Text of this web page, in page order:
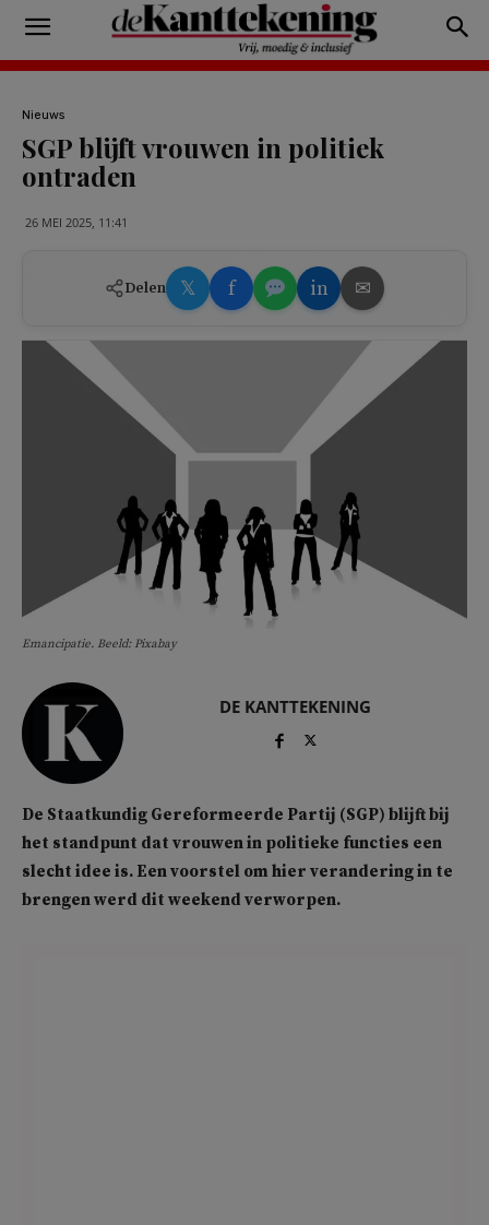
Nieuws
SGP blijft vrouwen in politiek
ontraden
26 MEI 2025, 11:41
Delen 𝕏 f in ✉
Emancipatie. Beeld: Pixabay
DE KANTTEKENING
De Staatkundig Gereformeerde Partij (SGP) blijft bij
het standpunt dat vrouwen in politieke functies een
slecht idee is. Een voorstel om hier verandering in te
brengen werd dit weekend verworpen.